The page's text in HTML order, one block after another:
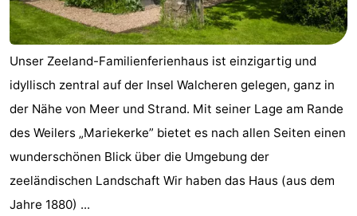
Unser Zeeland-Familienferienhaus ist einzigartig und
idyllisch zentral auf der Insel Walcheren gelegen, ganz in
der Nähe von Meer und Strand. Mit seiner Lage am Rande
des Weilers „Mariekerke” bietet es nach allen Seiten einen
wunderschönen Blick über die Umgebung der
zeeländischen Landschaft Wir haben das Haus (aus dem
Jahre 1880) ...